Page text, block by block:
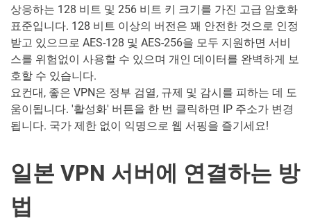
상응하는 128 비트 및 256 비트 키 크기를 가진 고급 암호화
표준입니다. 128 비트 이상의 버전은 꽤 안전한 것으로 인정
받고 있으므로 AES-128 및 AES-256을 모두 지원하면 서비
스를 위험없이 사용할 수 있으며 개인 데이터를 완벽하게 보
호할 수 있습니다.
요컨대, 좋은 VPN은 정부 검열, 규제 및 감시를 피하는 데 도
움이됩니다. '활성화' 버튼을 한 번 클릭하면 IP 주소가 변경
됩니다. 국가 제한 없이 익명으로 웹 서핑을 즐기세요!
일본 VPN 서버에 연결하는 방
법